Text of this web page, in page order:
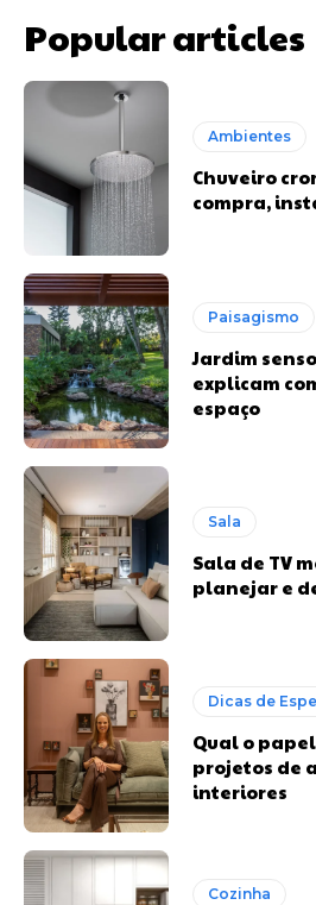
Popular articles
Ambientes
Chuveiro
compra,
Paisagismo
Jardim
explicam
espaço
Sala
Sala de TV
planejar e
Dicas de
Qual o
projetos de
interiores
Cozinha